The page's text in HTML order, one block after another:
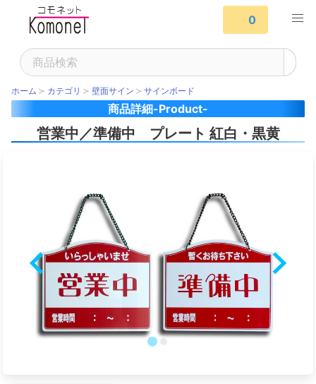
0
ホーム カテゴリ 壁面サイン サインボード
商品詳細-Product-
営業中／準備中 プレート 紅白・黒黄